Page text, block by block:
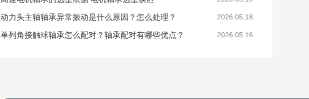
动力头主轴轴承异常振动是什么原因？怎么处理？ 2026.05.18
单列角接触球轴承怎么配对？轴承配对有哪些优点？ 2026.05.16